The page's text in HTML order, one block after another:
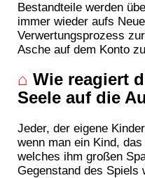
Bestandteile werden
immer wieder aufs
Verwertungsprozess
Asche auf dem Konto
⌂ Wie reagiert
Seele auf die
Jeder, der eigene
wenn man ein Kind,
welches ihm großen
Gegenstand des Spiels